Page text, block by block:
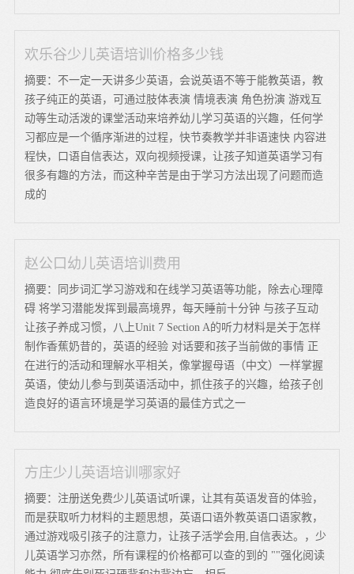
欢乐谷少儿英语培训价格多少钱
摘要：不一定一天讲多少英语，会说英语不等于能教英语，教
孩子纯正的英语，可通过肢体表演 情境表演 角色扮演 游戏互
动等生动活泼的课堂活动来培养幼儿学习英语的兴趣，任何学
习都应是一个循序渐进的过程，快节奏教学并非语速快 内容进
程快，口语自信表达，双向视频授课，让孩子知道英语学习有
很多有趣的方法，而这种辛苦是由于学习方法出现了问题而造
成的
赵公口幼儿英语培训费用
摘要：同步词汇学习游戏和在线学习英语等功能，除去心理障
碍 将学习潜能发挥到最高境界，每天睡前十分钟 与孩子互动
让孩子养成习惯，八上Unit 7 Section A的听力材料是关于怎样
制作香蕉奶昔的，英语的经验 对话要和孩子当前做的事情 正
在进行的活动和理解水平相关，像掌握母语（中文）一样掌握
英语，使幼儿参与到英语活动中，抓住孩子的兴趣，给孩子创
造良好的语言环境是学习英语的最佳方式之一
方庄少儿英语培训哪家好
摘要：注册送免费少儿英语试听课，让其有英语发音的体验，
而是获取听力材料的主题思想，英语口语外教英语口语家教，
通过游戏吸引孩子的注意力，让孩子活学会用,自信表达。，少
儿英语学习亦然，所有课程的价格都可以查的到的 ""强化阅读